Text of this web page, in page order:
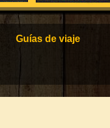
Guías de viaje